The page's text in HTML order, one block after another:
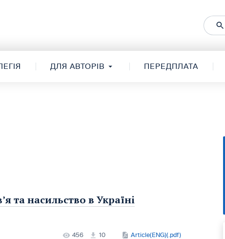
ДЛЯ АВТОРІВ ПЕРЕДПЛАТА
та насильство в Українi
456 10 Article(ENG)(.pdf)